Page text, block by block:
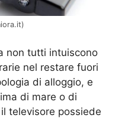
non tutti intuiscono
nel restare fuori
di alloggio, e
di mare o di
televisore possiede